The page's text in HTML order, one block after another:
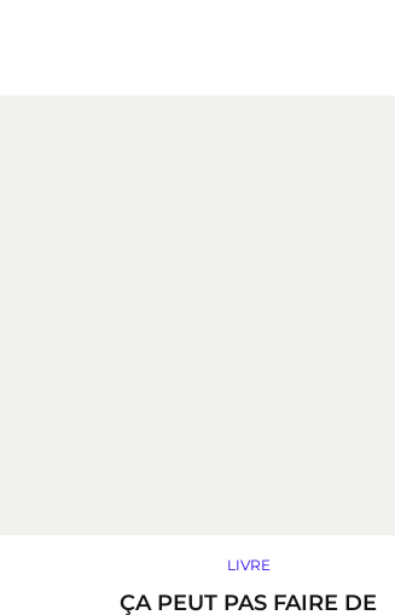
LIVRE
ÇA PEUT PAS FAIRE DE